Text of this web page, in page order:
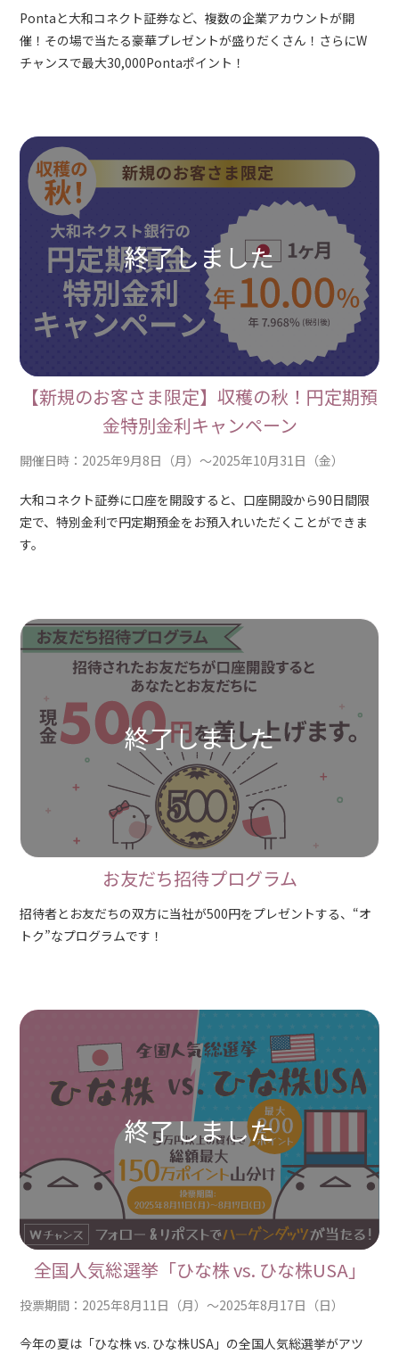
Pontaと大和コネクト証券など、複数の企業アカウントが開
催！その場で当たる豪華プレゼントが盛りだくさん！さらにW
チャンスで最大30,000Pontaポイント！
【新規のお客さま限定】収穫の秋！円定期預
金特別金利キャンペーン
開催日時：2025年9月8日（月）～2025年10月31日（金）
大和コネクト証券に口座を開設すると、口座開設から90日間限
定で、特別金利で円定期預金をお預入れいただくことができま
す。
お友だち招待プログラム
招待者とお友だちの双方に当社が500円をプレゼントする、“オ
トク”なプログラムです！
全国人気総選挙「ひな株 vs. ひな株USA」
投票期間：2025年8月11日（月）～2025年8月17日（日）
今年の夏は「ひな株 vs. ひな株USA」の全国人気総選挙がアツ